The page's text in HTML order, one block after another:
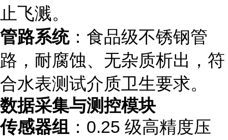
止飞溅。
管路系统：食品级不锈钢管
路，耐腐蚀、无杂质析出，符
合水表测试介质卫生要求。
数据采集与测控模块
传感器组 ：0.25 级高精度压